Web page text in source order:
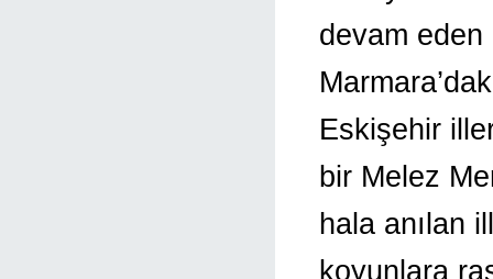
devam eden
Eskişehir
bir Melez
hala anılan
koyunlara